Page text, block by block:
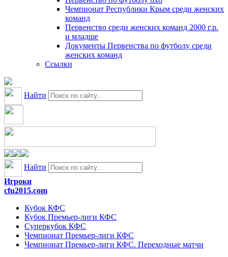
Чемпионат Республики Крым среди женских
команд
Первенство среди женских команд 2000 г.р.
и младше
Документы Первенства по футболу среди
женских команд
Ссылки
Найти
Найти
Игроки
cfu2015.com
Кубок КФС
Кубок Премьер-лиги КФС
Суперкубок КФС
Чемпионат Премьер-лиги КФС
Чемпионат Премьер-лиги КФС. Переходные матчи